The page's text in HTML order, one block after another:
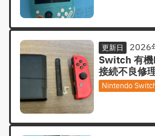
更新日 2026
Switch 有機
接続不良修
Nintendo